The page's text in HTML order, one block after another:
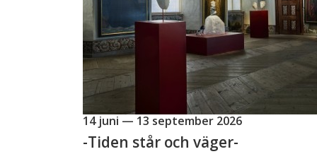
14 juni — 13 september 2026
-Tiden står och väger-